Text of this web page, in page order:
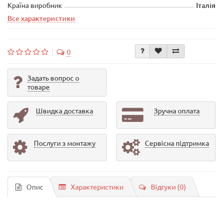
Країна виробник
Італія
Все характеристики
0
Задать вопрос о
товаре
Швидка доставка Зручна оплата
Послуги з монтажу Сервісна підтримка
Опис Характеристики Відгуки (0)